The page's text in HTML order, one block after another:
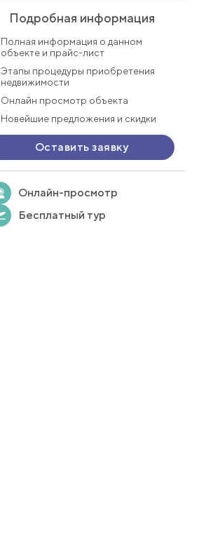
Подробная информация
Полная информация о данном
объекте и прайс-лист
Этапы процедуры приобретения
недвижимости
Онлайн просмотр объекта
Новейшие предложения и скидки
Оставить заявку
Онлайн-просмотр
Бесплатный тур